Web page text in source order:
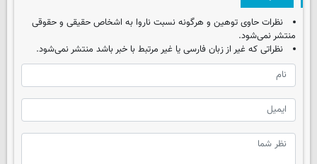
نظرات حاوی توهین و هرگونه نسبت ناروا به اشخاص حقیقی و حقوقی
منتشر نمی‌شود.
نظراتی که غیر از زبان فارسی یا غیر مرتبط با خبر باشد منتشر نمی‌شود.